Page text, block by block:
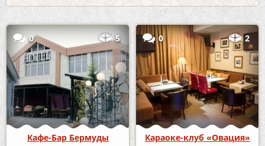
0 5
Кафе-Бар Бермуды
0 2
Караоке-клуб «Овация»